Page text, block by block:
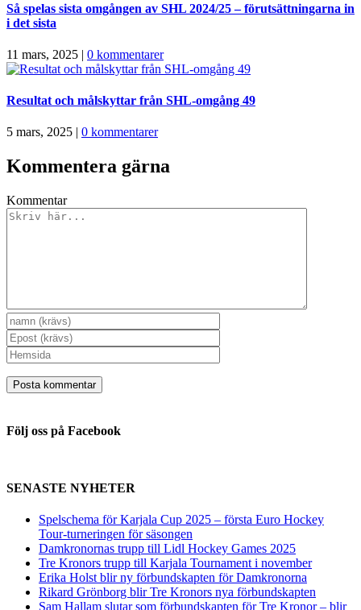
Så spelas sista omgången av SHL 2024/25 – förutsättningarna in
i det sista
11 mars, 2025 | 0 kommentarer
Resultat och målskyttar från SHL-omgång 49
5 mars, 2025 | 0 kommentarer
Kommentera gärna
Kommentar
Följ oss på Facebook
SENASTE NYHETER
Spelschema för Karjala Cup 2025 – första Euro Hockey
Tour-turneringen för säsongen
Damkronornas trupp till Lidl Hockey Games 2025
Tre Kronors trupp till Karjala Tournament i november
Erika Holst blir ny förbundskapten för Damkronorna
Rikard Grönborg blir Tre Kronors nya förbundskapten
Sam Hallam slutar som förbundskapten för Tre Kronor – blir